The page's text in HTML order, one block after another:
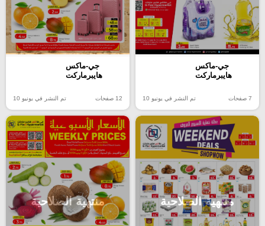
جي-ماكس
هايبرماركت
7 صفحات تم النشر في يونيو 10
جي-ماكس
هايبرماركت
12 صفحات تم النشر في يونيو 10
منتهية الصلاحية منتهية الصلاحية